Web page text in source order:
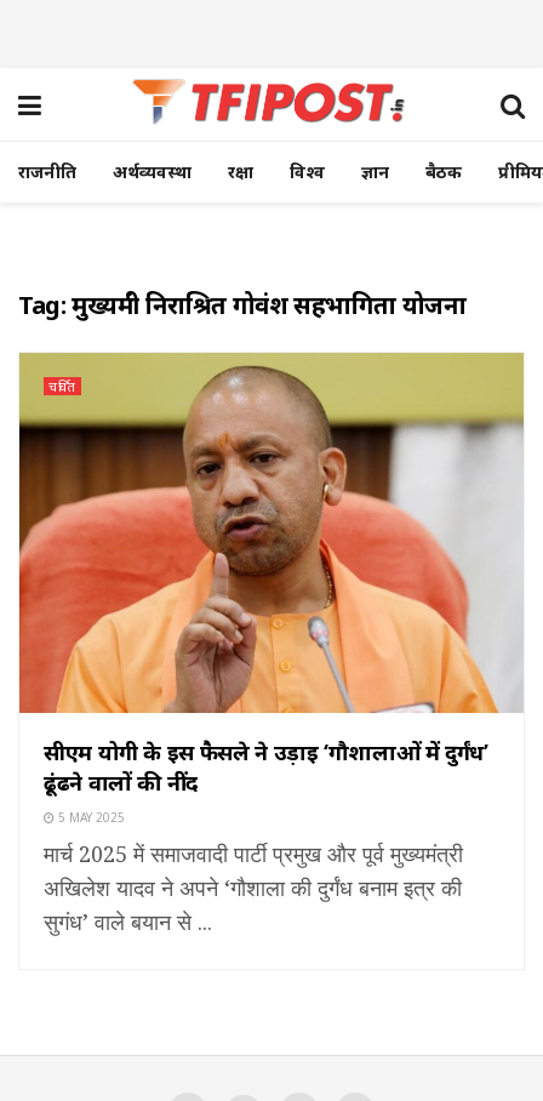
राजनीति अर्थव्यवस्था रक्षा विश्व ज्ञान बैठक
Tag:मुख्यमंत्री निराश्रित गोवंश सहभागिता योजना
चर्चित
सीएम योगी के इस फैसले ने उड़ाई ‘गौशालाओं में दुर्गंध’
ढूंढने वालों की नींद
5 MAY 2025
मार्च 2025 में समाजवादी पार्टी प्रमुख और पूर्व मुख्यमंत्री
अखिलेश यादव ने अपने ‘गौशाला की दुर्गंध बनाम इत्र की
सुगंध’ वाले बयान से ...